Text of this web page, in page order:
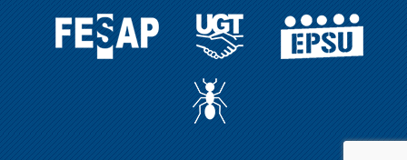
FESAP UGT EPSU
A
FORMIGA